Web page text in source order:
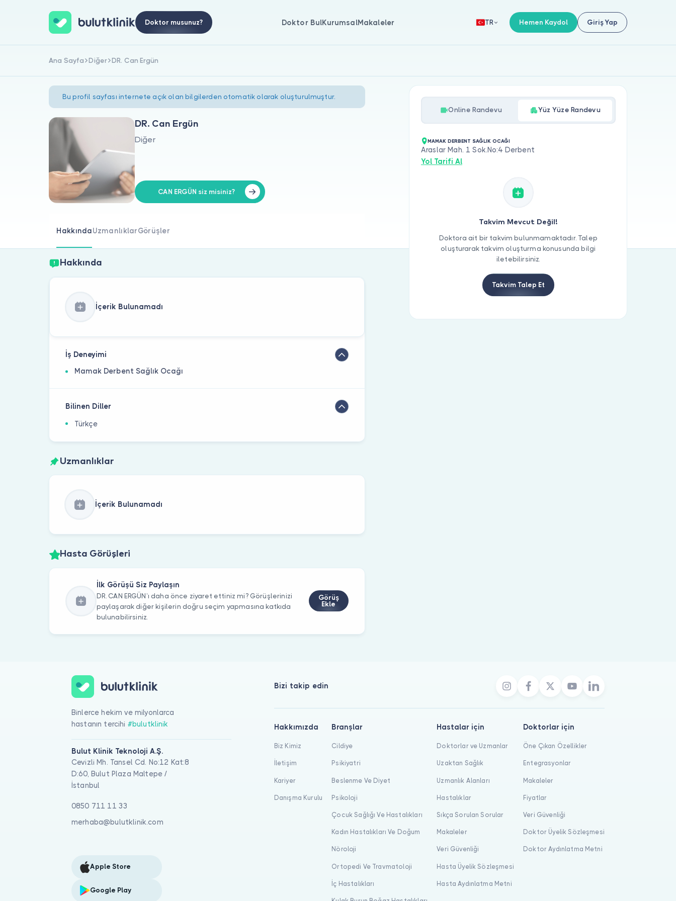
Doktor musunuz? Doktor BulKurumsalMakaleler TR Hemen Kaydol Giriş Yap
Ana Sayfa Diğer DR. Can Ergün
Bu profil sayfası internete açık olan bilgilerden otomatik olarak oluşturulmuştur.
DR. Can Ergün
Diğer
CAN ERGÜN siz misiniz?
HakkındaUzmanlıklarGörüşler
Hakkında
İçerik Bulunamadı
İş Deneyimi
Mamak Derbent Sağlık Ocağı
Bilinen Diller
Türkçe
Uzmanlıklar
İçerik Bulunamadı
Hasta Görüşleri
İlk Görüşü Siz Paylaşın
DR. CAN ERGÜN’ı daha önce ziyaret ettiniz mi? Görüşlerinizi
paylaşarak diğer kişilerin doğru seçim yapmasına katkıda
bulunabilirsiniz.
Görüş
Ekle
Online Randevu Yüz Yüze Randevu
MAMAK DERBENT SAĞLIK OCAĞI
Araslar Mah. 1 Sok.No:4 Derbent
Yol Tarifi Al
Takvim Mevcut Değil!
Doktora ait bir takvim bulunmamaktadır. Talep
oluşturarak takvim oluşturma konusunda bilgi
iletebilirsiniz.
Takvim Talep Et
Binlerce hekim ve milyonlarca
hastanın tercihi #bulutklinik
Bulut Klinik Teknoloji A.Ş.
Cevizli Mh. Tansel Cd. No:12 Kat:8
D:60, Bulut Plaza Maltepe /
İstanbul
0850 711 11 33
merhaba@bulutklinik.com
Apple Store
Google Play
Bizi takip edin
Hakkımızda
Biz Kimiz
İletişim
Kariyer
Danışma Kurulu
Branşlar
Cildiye
Psikiyatri
Beslenme Ve Diyet
Psikoloji
Çocuk Sağlığı Ve Hastalıkları
Kadın Hastalıkları Ve Doğum
Nöroloji
Ortopedi Ve Travmatoloji
İç Hastalıkları
Hastalar için
Doktorlar ve Uzmanlar
Uzaktan Sağlık
Uzmanlık Alanları
Hastalıklar
Sıkça Sorulan Sorular
Makaleler
Veri Güvenliği
Hasta Üyelik Sözleşmesi
Hasta Aydınlatma Metni
Doktorlar için
Öne Çıkan Özellikler
Entegrasyonlar
Makaleler
Fiyatlar
Veri Güvenliği
Doktor Üyelik Sözleşmesi
Doktor Aydınlatma Metni